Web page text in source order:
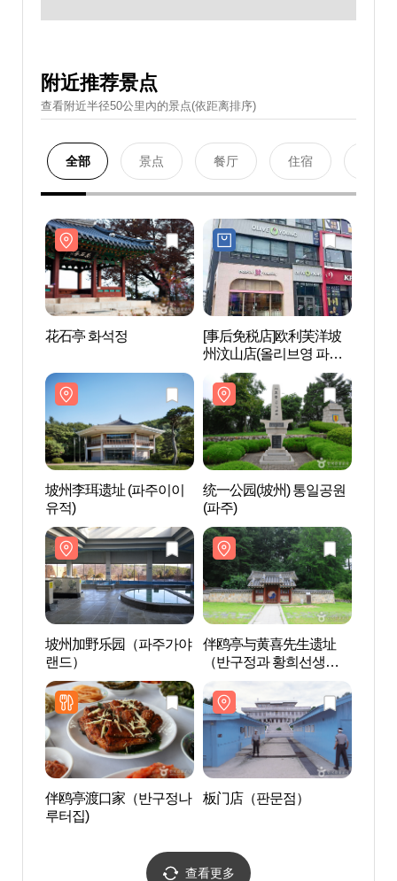
附近推荐景点
查看附近半径50公里內的景点(依距离排序)
全部 景点 餐厅 住宿
花石亭 화석정
[事后免税店]欧利芙洋坡
州汶山店(올리브영 파주
문산점)
坡州李珥遗址 (파주이이
유적)
统一公园(坡州) 통일공원
(파주)
坡州加野乐园（파주가야
랜드）
伴鸥亭与黄喜先生遗址
（반구정과 황희선생유
적지）
伴鸥亭渡口家（반구정나
루터집)
板门店（판문점）
查看更多